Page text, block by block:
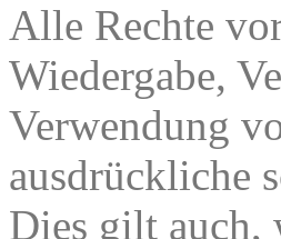
Alle Rechte
Wiedergabe,
Verwendung
ausdrückliche
Dies gilt auch,